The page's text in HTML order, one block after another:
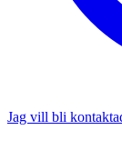
Jag vill bli